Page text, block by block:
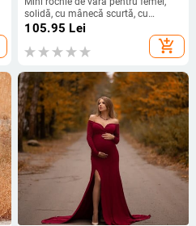
solidă, cu mânecă scurtă, cu
decolteu în V, pentru doamnă,
plisată, cu volan, ocazional, vintage,
rochii largi, confortabile, respirabile
105.95 Lei
add_shopping_cart